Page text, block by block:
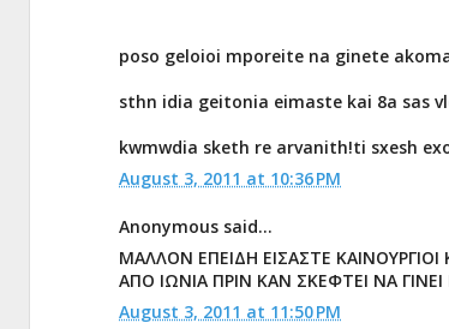
poso geloioi mporeite na ginete
sthn idia geitonia eimaste kai 8a sas
kwmwdia sketh re arvanith!ti sxesh
August 3, 2011 at 10:36 PM
Anonymous said...
ΜΑΛΛΟΝ ΕΠΕΙΔΗ ΕΙΣΑΣΤΕ
ΑΠΟ ΙΩΝΙΑ ΠΡΙΝ ΚΑΝ ΣΚΕΦΤΕΙ ΝΑ
August 3, 2011 at 11:50 PM